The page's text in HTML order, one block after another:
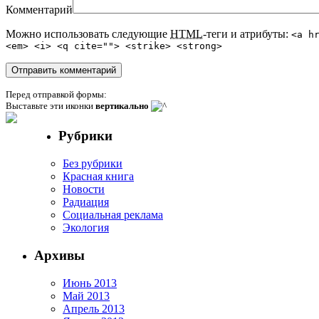
Комментарий
Можно использовать следующие HTML-теги и атрибуты: <a
<em> <i> <q cite=""> <strike> <strong>
Перед отправкой формы:
Выставьте эти иконки вертикально
Рубрики
Без рубрики
Красная книга
Новости
Радиация
Социальная реклама
Экология
Архивы
Июнь 2013
Май 2013
Апрель 2013